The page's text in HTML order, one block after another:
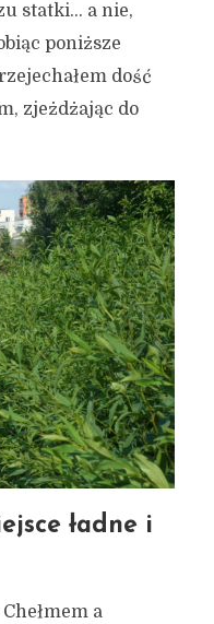
statki… a nie,
poniższe
dość
zjeżdżając do
ładne i
a